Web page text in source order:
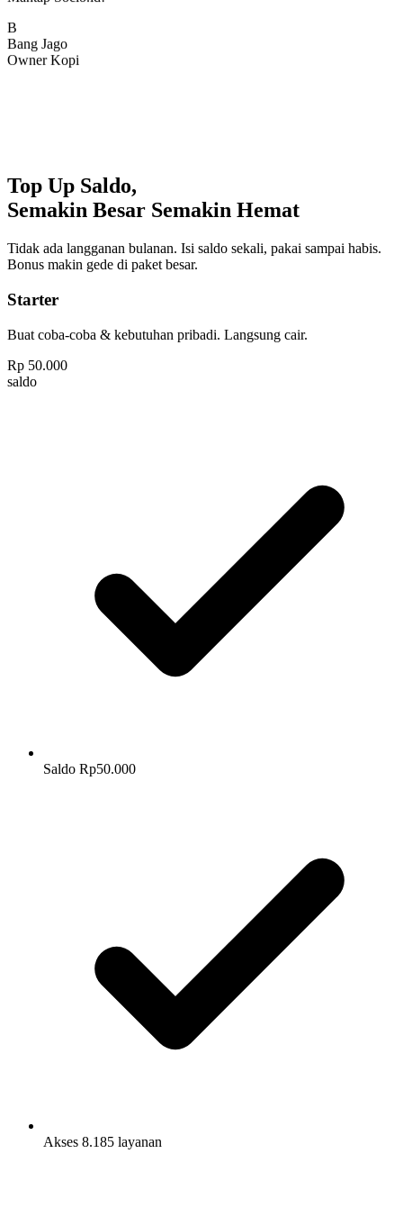
Bang Jago
Owner Kopi
Top Up Saldo,
Semakin Besar Semakin Hemat
Tidak ada langganan bulanan. Isi saldo sekali, pakai sampai habis.
Bonus makin gede di paket besar.
Starter
Buat coba-coba & kebutuhan pribadi. Langsung cair.
Rp 50.000
saldo
Saldo Rp50.000
Akses 8.185 layanan